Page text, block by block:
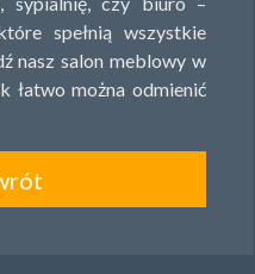
spełnią wszystkie
nasz salon meblowy w
łatwo można odmienić